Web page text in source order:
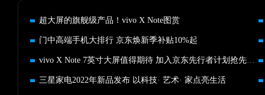
超大屏的旗舰级产品！vivo X Note图赏
门中高端手机大排行 京东焕新季补贴10%起
vivo X Note 7英寸大屏值得期待 加入京东先行者计划抢先发货
三星家电2022年新品发布 以科技· 艺术· 家点亮生活